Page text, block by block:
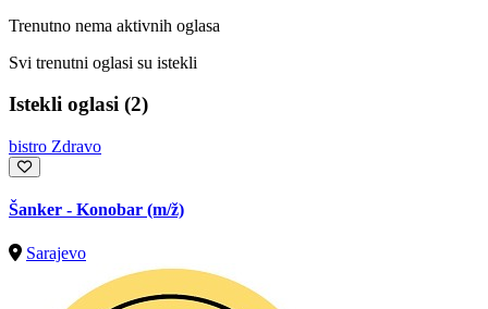
Trenutno nema aktivnih oglasa
Svi trenutni oglasi su istekli
Istekli oglasi (2)
bistro Zdravo
Šanker - Konobar (m/ž)
Sarajevo